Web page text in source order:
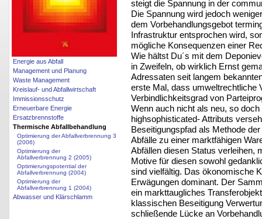
Energie aus Abfall
Management und Planung
Waste Management
Kreislauf- und Abfallwirtschaft
Immissionsschutz
Erneuerbare Energie
Ersatzbrennstoffe
Thermische Abfallbehandlung
Optimierung der Abfallverbrennung 3
(2006)
Optimierung der
Abfallverbrennung 2 (2005)
Optimierungspotential der
Abfallverbrennung (2004)
Optimierung der
Abfallverbrennung 1 (2004)
Abwasser und Klärschlamm
steigt die Spannung in der
Die Spannung wird jedoch
dem Vorbehandlungsgebot
Infrastruktur entsprochen wird,
mögliche Konsequenzen einer
Wie hältst Du´s mit dem
in Zweifeln, ob wirklich Ernst
Adressaten seit langem
erste Mal, dass umweltrechtliche
Verbindlichkeitsgrad von
Wenn auch nicht als neu, so
highsophisticated- Attributs
Beseitigungspfad als Methode
Abfälle zu einer marktfähigen
Abfällen diesen Status verleihen,
Motive für diesen sowohl
sind vielfältig. Das ökonomische
Erwägungen dominant. Der
ein markttaugliches
klassischen Beseitigung
schließende Lücke an